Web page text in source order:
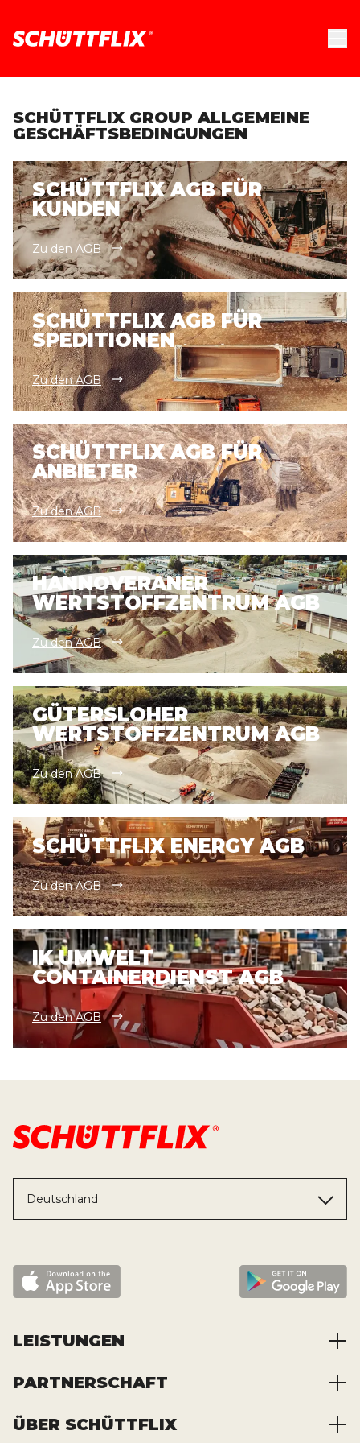
SCHÜTTFLIX GROUP ALLGEMEINE
GESCHÄFTSBEDINGUNGEN
SCHÜTTFLIX AGB FÜR
KUNDEN
Zu den AGB
SCHÜTTFLIX AGB FÜR
SPEDITIONEN
Zu den AGB
SCHÜTTFLIX AGB FÜR
ANBIETER
Zu den AGB
HANNOVERANER
WERTSTOFFZENTRUM AGB
Zu den AGB
GÜTERSLOHER
WERTSTOFFZENTRUM AGB
Zu den AGB
SCHÜTTFLIX ENERGY AGB
Zu den AGB
IK UMWELT
CONTAINERDIENST AGB
Zu den AGB
Deutschland
LEISTUNGEN
Baustoffe kaufen
Container mieten
PARTNERSCHAFT
Zusammenarbeit
ÜBER SCHÜTTFLIX